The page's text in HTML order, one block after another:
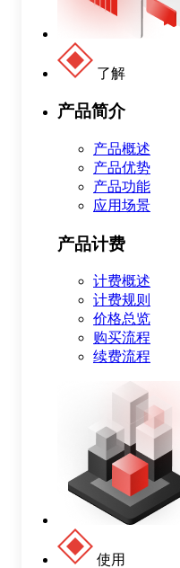
了解
产品简介
产品概述
产品优势
产品功能
应用场景
产品计费
计费概述
计费规则
价格总览
购买流程
续费流程
使用